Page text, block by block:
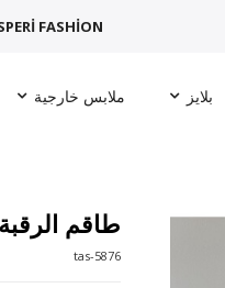
FASHİON
بلايز ملابس خارجية
طاقم
5876-tas